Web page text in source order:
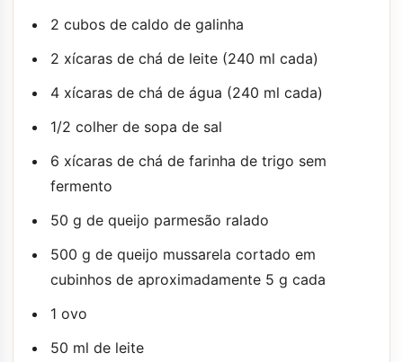
2 cubos de caldo de galinha
2 xícaras de chá de leite (240 ml cada)
4 xícaras de chá de água (240 ml cada)
1/2 colher de sopa de sal
6 xícaras de chá de farinha de trigo sem
fermento
50 g de queijo parmesão ralado
500 g de queijo mussarela cortado em
cubinhos de aproximadamente 5 g cada
1 ovo
50 ml de leite